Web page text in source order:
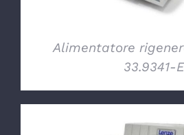
Alimentatore
33.9341-E